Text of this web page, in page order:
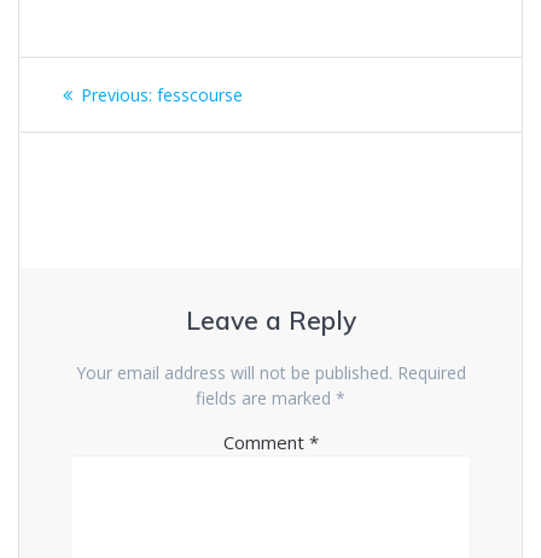
Post
navigation
Previous: Previous
fesscourse
Leave a Reply
Your email address will not be published. Required
fields are marked *
Comment *